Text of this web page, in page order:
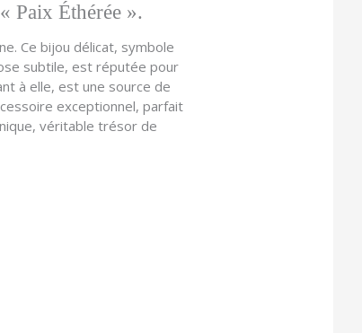
Paix Éthérée ».
Ce bijou délicat, symbole
subtile, est réputée pour
à elle, est une source de
exceptionnel, parfait
véritable trésor de